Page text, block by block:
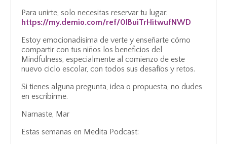
Para unirte, solo necesitas reservar tu lugar:
https://my.demio.com/ref/0lBuiTrHitwufNWD
Estoy emocionadisima de verte y enseñarte cómo
compartir con tus niños los beneficios del
Mindfulness, especialmente al comienzo de este
nuevo ciclo escolar, con todos sus desafíos y retos.
Si tienes alguna pregunta, idea o propuesta, no dudes
en escribirme.
Namaste, Mar
Estas semanas en Medita Podcast: